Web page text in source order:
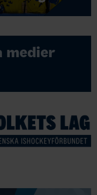
medier